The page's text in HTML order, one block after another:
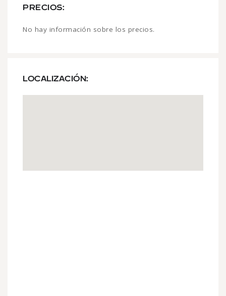
PRECIOS:
No hay información sobre los precios.
LOCALIZACIÓN: